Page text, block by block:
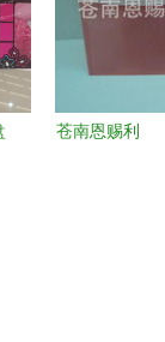
航
苍南恩赐利